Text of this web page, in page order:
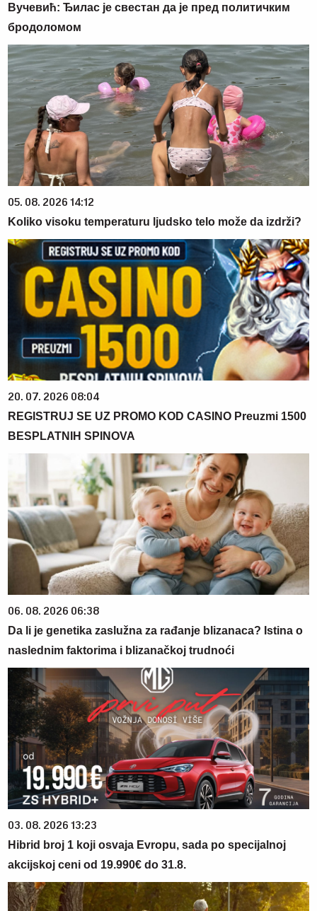
Вучевић: Ђилас је свестан да је пред политичким
бродоломом
05. 08. 2026 14:12
Koliko visoku temperaturu ljudsko telo može da izdrži?
20. 07. 2026 08:04
REGISTRUJ SE UZ PROMO KOD CASINO Preuzmi 1500
BESPLATNIH SPINOVA
06. 08. 2026 06:38
Da li je genetika zaslužna za rađanje blizanaca? Istina o
naslednim faktorima i blizanačkoj trudnoći
03. 08. 2026 13:23
Hibrid broj 1 koji osvaja Evropu, sada po specijalnoj
akcijskoj ceni od 19.990€ do 31.8.